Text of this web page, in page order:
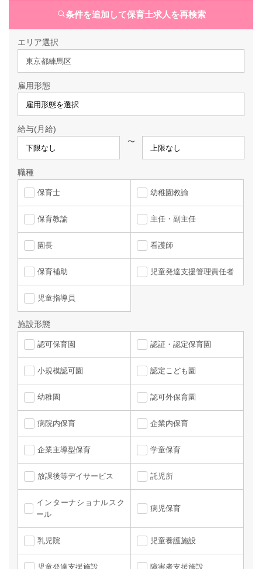
条件を追加して保育士求人を再検索
エリア選択
東京都練馬区
雇用形態
給与(月給)
〜
職種
保育士 幼稚園教諭
保育教諭 主任・副主任
園長 看護師
保育補助 児童発達支援管理責任者
児童指導員
施設形態
認可保育園 認証・認定保育園
小規模認可園 認定こども園
幼稚園 認可外保育園
病院内保育 企業内保育
企業主導型保育 学童保育
放課後等デイサービス 託児所
インターナショナルスク
ール
病児保育
乳児院 児童養護施設
児童発達支援施設 障害者支援施設